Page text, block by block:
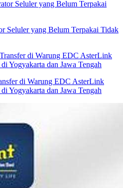
Seluler yang Belum Terpakai Tidak
di Warung EDC AsterLink
Yogyakarta dan Jawa Tengah